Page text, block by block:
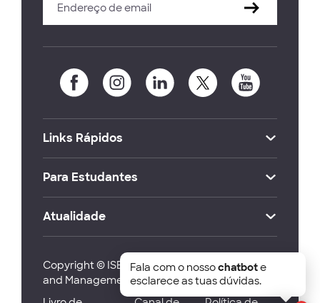
Links Rápidos
Para Estudantes
Atualidade
Copyright © ISEG Lisbon School of Economics
and Management 2026
Fala com o nossochatbote
esclarece as tuas dúvidas.